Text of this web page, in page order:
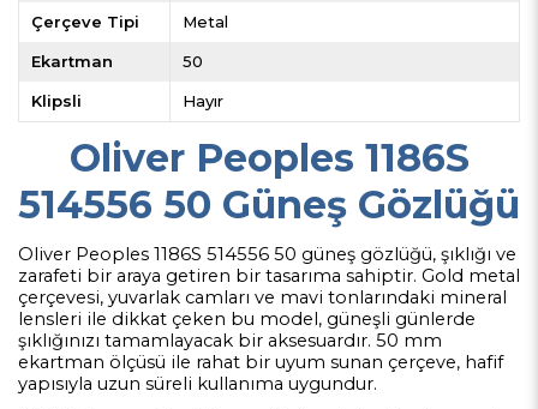
Çerçeve Tipi Metal
Ekartman 50
Klipsli Hayır
Oliver Peoples 1186S
514556 50 Güneş Gözlüğü
Oliver Peoples 1186S 514556 50 güneş gözlüğü, şıklığı ve
zarafeti bir araya getiren bir tasarıma sahiptir. Gold metal
çerçevesi, yuvarlak camları ve mavi tonlarındaki mineral
lensleri ile dikkat çeken bu model, güneşli günlerde
şıklığınızı tamamlayacak bir aksesuardır. 50 mm
ekartman ölçüsü ile rahat bir uyum sunan çerçeve, hafif
yapısıyla uzun süreli kullanıma uygundur.